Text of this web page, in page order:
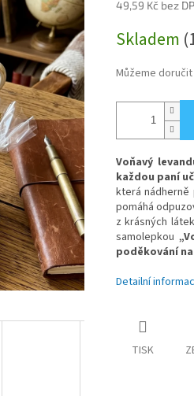
49,59 Kč bez
cena:
Skladem
Můžeme
Voňavý
každou paní
která
pomáhá
z krásných
samolepkou
poděkování
Detailní
TISK